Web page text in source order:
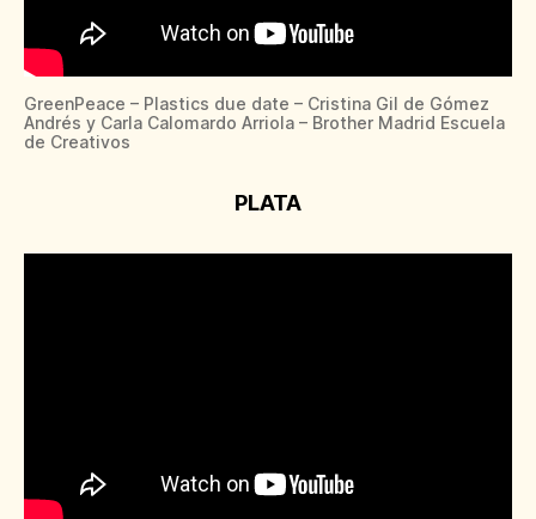
GreenPeace – Plastics due date – Cristina Gil de Gómez
Andrés y Carla Calomardo Arriola – Brother Madrid Escuela
de Creativos
PLATA